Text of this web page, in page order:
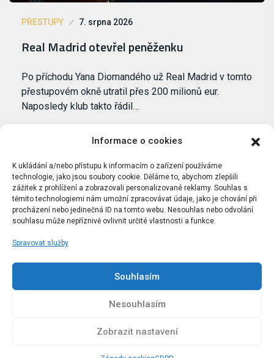
Informace o cookies
K ukládání a/nebo přístupu k informacím o zařízení používáme
technologie, jako jsou soubory cookie. Děláme to, abychom zlepšili
zážitek z prohlížení a zobrazovali personalizované reklamy. Souhlas s
těmito technologiemi nám umožní zpracovávat údaje, jako je chování při
procházení nebo jedinečná ID na tomto webu. Nesouhlas nebo odvolání
souhlasu může nepříznivě ovlivnit určité vlastnosti a funkce.
Spravovat služby
Souhlasím
Nesouhlasím
Zobrazit nastavení
PŘESTUPY 7. srpna 2026
Real Madrid otevřel peněženku
Po příchodu Yana Diomandého už Real Madrid v tomto
přestupovém okně utratil přes 200 milionů eur.
Naposledy klub takto řádil…